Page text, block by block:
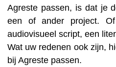
Agreste passen, is dat je
een of ander project.
audiovisueel script, een
Wat uw redenen ook zijn,
bij Agreste passen.